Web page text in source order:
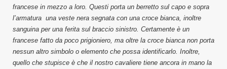
francese in mezzo a loro. Questi porta un berretto sul capo e sopra
l’armatura una veste nera segnata con una croce bianca, inoltre
sanguina per una ferita sul braccio sinistro. Certamente è un
francese fatto da poco prigioniero, ma oltre la croce bianca non porta
nessun altro simbolo o elemento che possa identificarlo. Inoltre,
quello che stupisce è che il nostro cavaliere tiene ancora in mano la